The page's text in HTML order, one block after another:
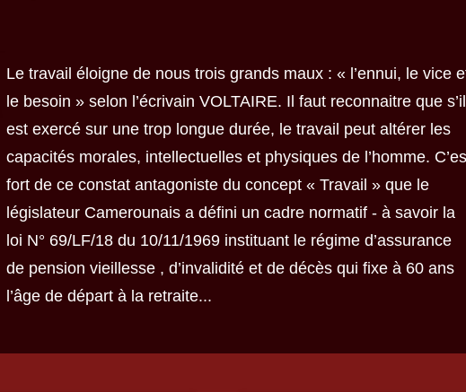
Le travail éloigne de nous trois grands maux : « l’ennui, le vice
le besoin » selon l’écrivain VOLTAIRE. Il faut reconnaitre que s’il
est exercé sur une trop longue durée, le travail peut altérer les
capacités morales, intellectuelles et physiques de l’homme.
fort de ce constat antagoniste du concept « Travail » que le
législateur Camerounais a défini un cadre normatif - à savoir la
loi N° 69/LF/18 du 10/11/1969 instituant le régime d’assurance
de pension vieillesse , d’invalidité et de décès qui fixe à 60 ans
l’âge de départ à la retraite...